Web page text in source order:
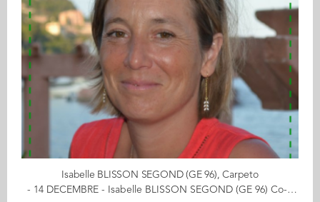
Isabelle BLISSON SEGOND (GE 96), Carpeto
- 14 DECEMBRE - Isabelle BLISSON SEGOND (GE 96) Co-fondatrice de CARPETO Offrez à vos enfants des tapis de jeux en cliquant ici De l'automobile aux tapis de jeu : itinéraire d'une maman comblée ! Fraichement sortie d'Audencia en 1996 avec l'envie d'avoir une expérience professionnelle à l'étranger, j'ai mis le cap sur l'Allemagne puis le Royaume Uni, chez Valeo, en tant que Chef de Produit Embrayages. 2 ans plus tard, la CCI du Havre m'ouvre ses portes pour prendre en charge la communication de l'aéroport et des ponts de Normandie et Tancarville. Les années passant, 4 petites têtes plus ou moins blondes ont vu le jour et j'ai découvert de nouvelles occupations : jouer aux playmobils, aux légos, construire des tours en Kapla, passer des heures à construire puis à déconstruire des univers ... et me voilà en Bretagne, aux pays des korrigans ! Après une expérience de 3 années dans l'enseignement, je me suis lancée dans l'aventure Carpeto, avec le désir de proposer aux enfants des décors de jeux, leur permettant d'inventer des histoires pour leurs figurines préférées (legos, playmos, ...), et de stimuler leur imagination ! Avec des designs esthétiques et épurés, une matière novatrice, nos tapis de jeu ont très vite rencontré un vif succès auprès des enfants et de leurs parents, ainsi que des professionnels de l'enfance (écoles, crèches, cabinets médicaux). De mon côté, je découvre les joies de l'entreprenariat et ses challenges au quotidien dans une ambiance "start-up"! << (re)découvrez l'ensemble de votre CALENDRIER DE L'AVENT ici >> Découvrez les entreprises des entrepreneurs ici...